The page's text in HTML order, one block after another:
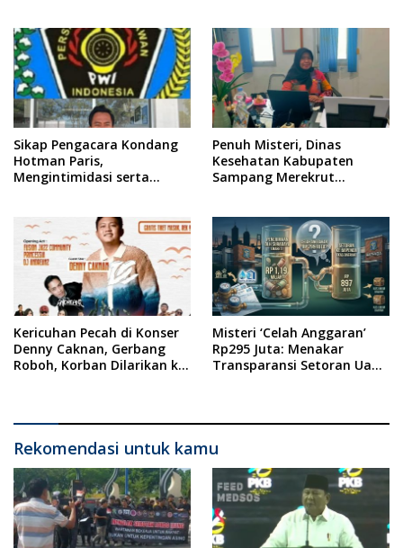
Republik Indonesia
Sikap Pengacara Kondang
Hotman Paris,
Mengintimidasi serta
Sampang Angkat Bicara
Penuh Misteri, Dinas
Kesehatan Kabupaten
Sampang Merekrut
Kericuhan Pecah di Konser
Denny Caknan, Gerbang
Roboh, Korban Dilarikan ke
Misteri ‘Celah Anggaran’
Rp295 Juta: Menakar
Transparansi Setoran Uang
Rekomendasi untuk kamu